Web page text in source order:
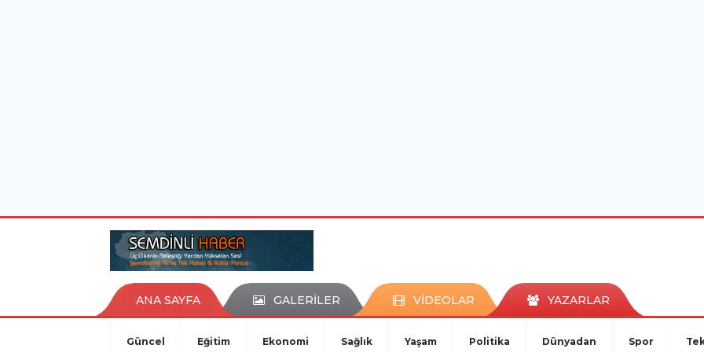
ANA SAYFA GALERİLER VİDEOLAR YAZARLAR
Güncel Eğitim Ekonomi Sağlık Yaşam Politika Dünyadan Spor